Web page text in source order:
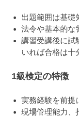
出題範囲は基礎
法令や基本的な
講習受講後に試
いれば合格は十
1級検定の特徴
実務経験を前提
現場管理能力、